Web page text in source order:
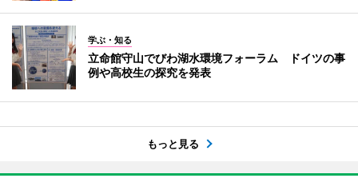
学ぶ・知る
立命館守山でびわ湖水環境フォーラム ドイツの事
例や高校生の探究を発表
もっと見る